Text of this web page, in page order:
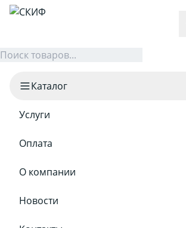
Каталог
Услуги
Оплата
О компании
Новости